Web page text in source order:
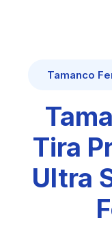
Tamanco
Tira
Ultra